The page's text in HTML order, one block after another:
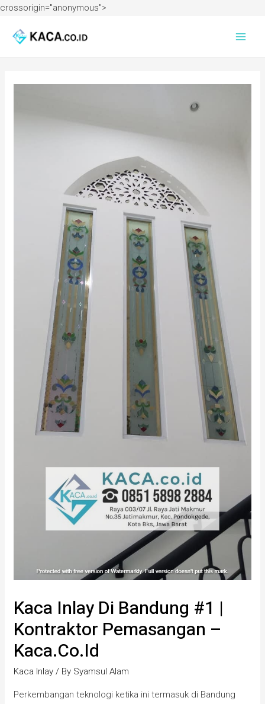
crossorigin="anonymous">
Kaca Inlay Di Bandung #1 |
Kontraktor Pemasangan –
Kaca.co.id
Kaca Inlay / By Syamsul Alam
Perkembangan teknologi ketika ini termasuk di Bandung